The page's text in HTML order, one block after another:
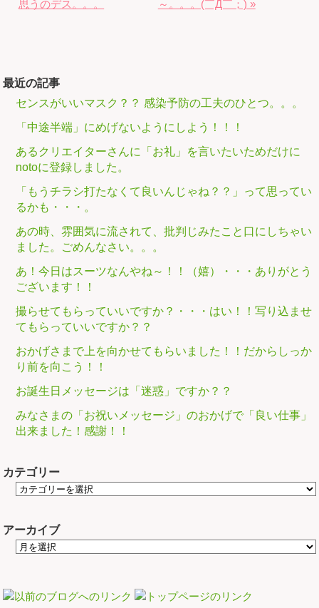
思うのデス。。。 ～。。。(￣Д￣；) »
最近の記事
センスがいいマスク？？ 感染予防の工夫のひとつ。。。
「中途半端」にめげないようにしよう！！！
あるクリエイターさんに「お礼」を言いたいためだけに
notoに登録しました。
「もうチラシ打たなくて良いんじゃね？？」って思ってい
るかも・・・。
あの時、雰囲気に流されて、批判じみたこと口にしちゃい
ました。ごめんなさい。。。
あ！今日はスーツなんやね～！！（嬉）・・・ありがとう
ございます！！
撮らせてもらっていいですか？・・・はい！！写り込ませ
てもらっていいですか？？
おかげさまで上を向かせてもらいました！！だからしっか
り前を向こう！！
お誕生日メッセージは「迷惑」ですか？？
みなさまの「お祝いメッセージ」のおかげで「良い仕事」
出来ました！感謝！！
カテゴリー
アーカイブ